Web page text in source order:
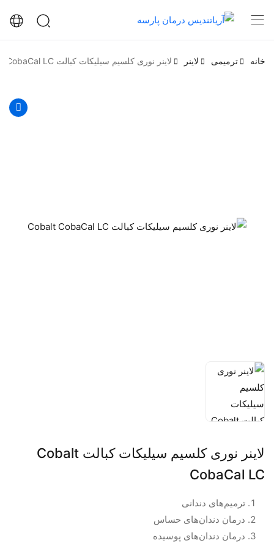
خانه ترمیمی لاینر لاینر نوری کلسیم سیلیکات کبالت Cobalt CobaCal LC
لاینر نوری کلسیم سیلیکات کبالت Cobalt
CobaCal LC
ترمیم‌های دندانی
درمان دندان‌های حساس
درمان دندان‌های پوسیده